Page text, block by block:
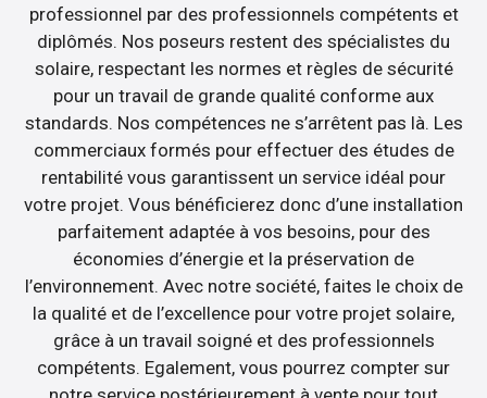
professionnel par des professionnels compétents et
diplômés. Nos poseurs restent des spécialistes du
solaire, respectant les normes et règles de sécurité
pour un travail de grande qualité conforme aux
standards. Nos compétences ne s’arrêtent pas là. Les
commerciaux formés pour effectuer des études de
rentabilité vous garantissent un service idéal pour
votre projet. Vous bénéficierez donc d’une installation
parfaitement adaptée à vos besoins, pour des
économies d’énergie et la préservation de
l’environnement. Avec notre société, faites le choix de
la qualité et de l’excellence pour votre projet solaire,
grâce à un travail soigné et des professionnels
compétents. Egalement, vous pourrez compter sur